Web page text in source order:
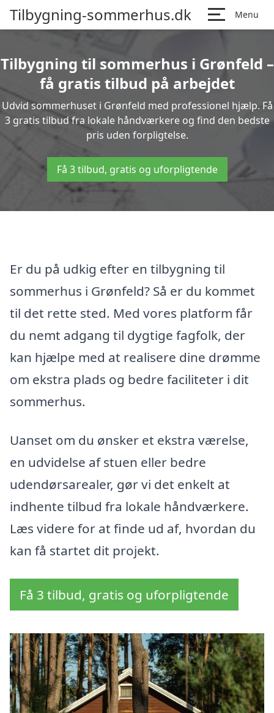
Tilbygning-sommerhus.dk Menu
Tilbygning til sommerhus i Grønfeld –
få gratis tilbud på arbejdet
Udvid sommerhuset i Grønfeld med professionel hjælp. Få
3 gratis tilbud fra lokale håndværkere og find den bedste
pris uden forpligtelse.
Få 3 tilbud, gratis og uforpligtende
Er du på udkig efter en tilbygning til
sommerhus i Grønfeld? Så er du kommet
til det rette sted. Med vores platform får
du nemt adgang til dygtige fagfolk, der
kan hjælpe med at realisere dine drømme
om ekstra plads og bedre faciliteter i dit
sommerhus.
Uanset om du ønsker et ekstra værelse,
en udvidelse af stuen eller bedre
udendørsarealer, gør vi det enkelt at
indhente tilbud fra lokale håndværkere.
Læs videre for at finde ud af, hvordan du
kan få startet dit projekt.
Få 3 tilbud, gratis og uforpligtende